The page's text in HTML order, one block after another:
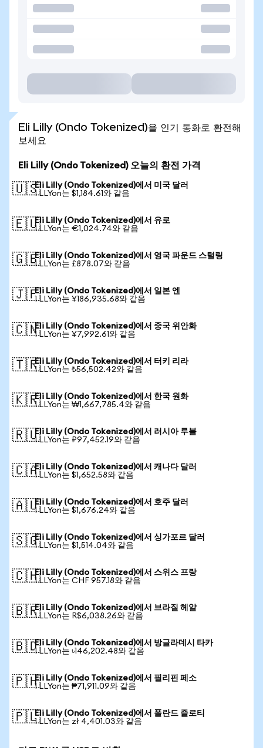
Eli Lilly (Ondo Tokenized)을 인기 통화로 환전해
보세요
Eli Lilly (Ondo Tokenized) 오늘의 환전 가격
🇺🇸Eli Lilly (Ondo Tokenized)에서 미국 달러
1 LLYon는 $1,184.61와 같음
🇪🇺Eli Lilly (Ondo Tokenized)에서 유로
1 LLYon는 €1,024.74와 같음
🇬🇧Eli Lilly (Ondo Tokenized)에서 영국 파운드 스털링
1 LLYon는 £878.07와 같음
🇯🇵Eli Lilly (Ondo Tokenized)에서 일본 엔
1 LLYon는 ¥186,935.68와 같음
🇨🇳Eli Lilly (Ondo Tokenized)에서 중국 위안화
1 LLYon는 ¥7,992.61와 같음
🇹🇷Eli Lilly (Ondo Tokenized)에서 터키 리라
1 LLYon는 ₺56,502.42와 같음
🇰🇷Eli Lilly (Ondo Tokenized)에서 한국 원화
1 LLYon는 ₩1,667,785.4와 같음
🇷🇺Eli Lilly (Ondo Tokenized)에서 러시아 루블
1 LLYon는 ₽97,452.19와 같음
🇨🇦Eli Lilly (Ondo Tokenized)에서 캐나다 달러
1 LLYon는 $1,652.58와 같음
🇦🇺Eli Lilly (Ondo Tokenized)에서 호주 달러
1 LLYon는 $1,676.24와 같음
🇸🇬Eli Lilly (Ondo Tokenized)에서 싱가포르 달러
1 LLYon는 $1,514.04와 같음
🇨🇭Eli Lilly (Ondo Tokenized)에서 스위스 프랑
1 LLYon는 CHF 957.18와 같음
🇧🇷Eli Lilly (Ondo Tokenized)에서 브라질 헤알
1 LLYon는 R$6,038.26와 같음
🇧🇩Eli Lilly (Ondo Tokenized)에서 방글라데시 타카
1 LLYon는 ৳146,202.48와 같음
🇵🇭Eli Lilly (Ondo Tokenized)에서 필리핀 페소
1 LLYon는 ₱71,911.09와 같음
🇵🇱Eli Lilly (Ondo Tokenized)에서 폴란드 즐로티
1 LLYon는 zł 4,401.03와 같음